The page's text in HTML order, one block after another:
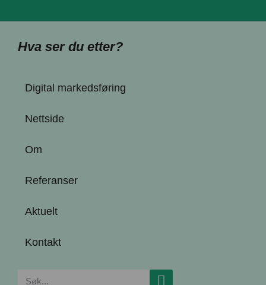
Hva ser du etter?
Digital markedsføring
Nettside
Om
Referanser
Aktuelt
Kontakt